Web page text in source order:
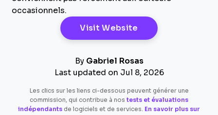
occasionnels.
Visit Website Opens New
By Gabriel Rosas
Last updated on Jul 8, 2026
Les clics sur les liens ci-dessous peuvent générer une
commission, qui contribue à nos tests et évaluations
indépendants de logiciels et de services. En savoir plus sur